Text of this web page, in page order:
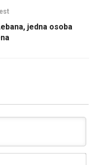
jedna osoba